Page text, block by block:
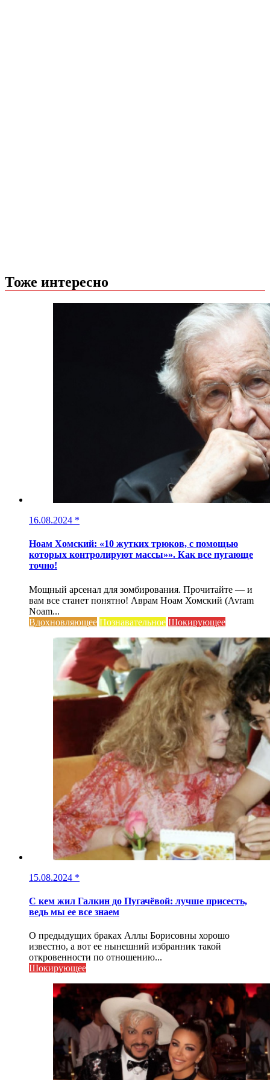
Тоже интересно
16.08.2024 *
Ноам Хомский: «10 жутких трюков, с помощью
которых контролируют массы»». Как все пугающе
точно!
Мощный арсенал для зомбирования. Прочитайте — и
вам все станет понятно! Аврам Ноам Хомский (Avram
Noam...
Вдохновляющее Познавательное Шокирующее
15.08.2024 *
С кем жил Галкин до Пугачёвой: лучше присесть,
ведь мы ее все знаем
О предыдущих браках Аллы Борисовны хорошо
известно, а вот ее нынешний избранник такой
откровенности по отношению...
Шокирующее